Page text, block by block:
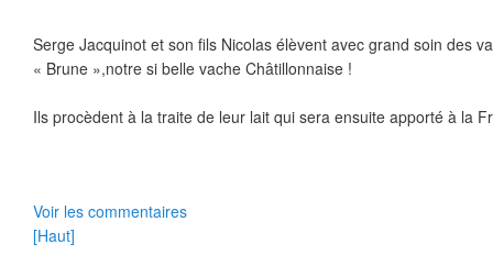
Serge Jacquinot et son fils Nicolas élèvent avec grand soin des
« Brune »,notre si belle vache Châtillonnaise !
Ils procèdent à la traite de leur lait qui sera ensuite apporté à la
Voir les commentaires
[Haut]